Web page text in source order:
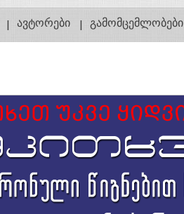
ავტორები გამომცემლობები